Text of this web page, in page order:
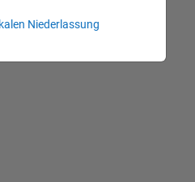
Niederlassung